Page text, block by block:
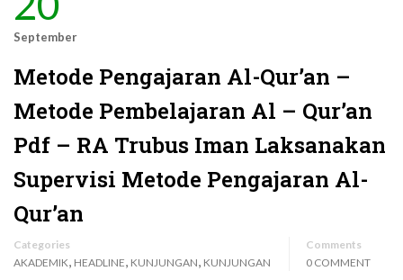
September
Metode Pengajaran Al-Qur’an –
Metode Pembelajaran Al – Qur’an
Pdf – RA Trubus Iman Laksanakan
Supervisi Metode Pengajaran Al-
Qur’an
Categories
AKADEMIK, HEADLINE, KUNJUNGAN, KUNJUNGAN
Comments
0 COMMENT